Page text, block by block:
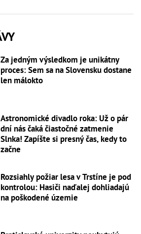
Za jedným výsledkom je unikátny
proces: Sem sa na Slovensku dostane
len málokto
Astronomické divadlo roka: Už o pár
dní nás čaká čiastočné zatmenie
Slnka! Zapíšte si presný čas, kedy to
začne
Rozsiahly požiar lesa v Trstíne je pod
kontrolou: Hasiči naďalej dohliadajú
na poškodené územie